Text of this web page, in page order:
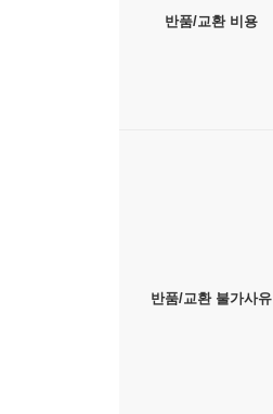
반품/교환 비용
반품/교환 불가사유